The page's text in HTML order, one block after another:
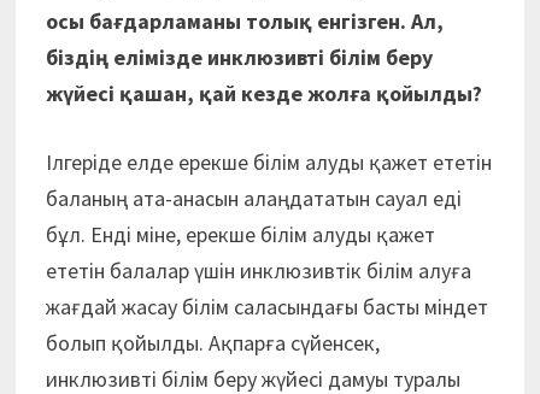
осы бағдарламаны толық енгізген. Ал,
біздің елімізде инклюзивті білім беру
жүйесі қашан, қай кезде жолға қойылды?
Ілгеріде елде ерекше білім алуды қажет ететін
баланың ата-анасын алаңдататын сауал еді
бұл. Енді міне, ерекше білім алуды қажет
ететін балалар үшін инклюзивтік білім алуға
жағдай жасау білім саласындағы басты міндет
болып қойылды. Ақпарға сүйенсек,
инклюзивті білім беру жүйесі дамуы туралы